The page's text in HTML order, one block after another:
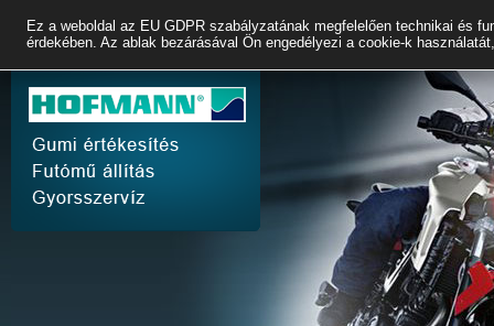
Ez a weboldal az EU GDPR szabályzatának megfelelően technikai és
érdekében. Az ablak bezárásával Ön engedélyezi a cookie-k